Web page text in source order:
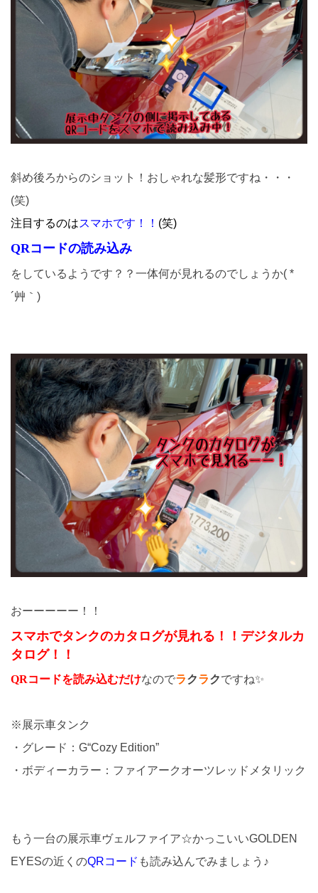
斜め後ろからのショット！おしゃれな髪形ですね・・・
(笑)
注目するのはスマホです！！ (笑)
QRコードの読み込み
をしているようです？？一体何が見れるのでしょうか( *
´艸｀)
おーーーーー！！
スマホでタンクのカタログが見れる！！デジタルカ
タログ！！
QRコードを読み込むだけなのでラクラクですね✨
※展示車タンク
・グレード：G“Cozy Edition”
・ボディーカラー：ファイアークオーツレッドメタリック
もう一台の展示車ヴェルファイア☆かっこいいGOLDEN
EYESの近くのQRコード も読み込んでみましょう♪